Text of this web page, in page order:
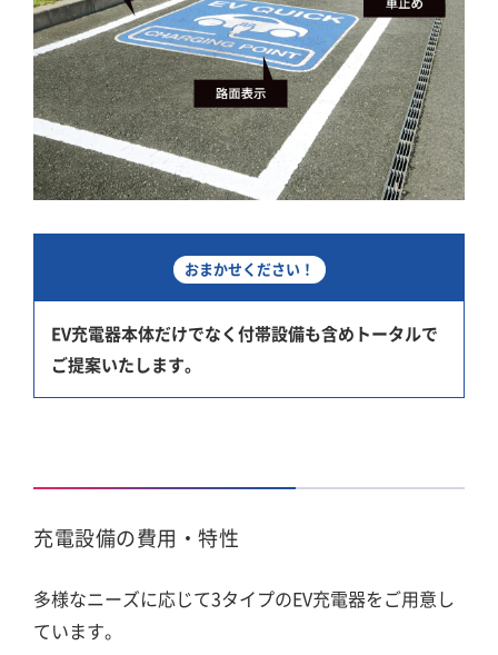
おまかせください！
EV充電器本体だけでなく付帯設備も含めトータルで
ご提案いたします。
充電設備の費用・特性
多様なニーズに応じて3タイプのEV充電器をご用意し
ています。